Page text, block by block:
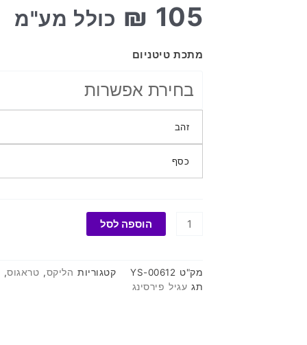
₪ 105 כולל מע"מ
מתכת טיטניום
זהב
כסף
כמות
שלושה
עלים
הוספה לסל
מק"ט YS-00612 קטגוריות הליקס, טראגוס,
תג עגיל פירסינג